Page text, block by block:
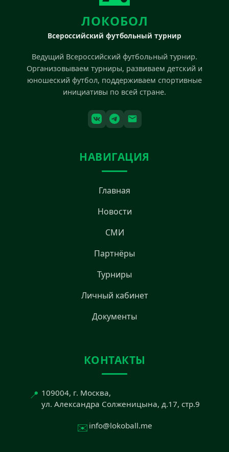
ЛОКОБОЛ
Всероссийский футбольный турнир
Ведущий Всероссийский футбольный турнир.
Организовываем турниры, развиваем детский и
юношеский футбол, поддерживаем спортивные
инициативы по всей стране.
НАВИГАЦИЯ
Главная
Новости
СМИ
Партнёры
Турниры
Личный кабинет
Документы
КОНТАКТЫ
📍 109004, г. Москва,
ул. Александра Солженицына, д.17, стр.9
✉️ info@lokoball.me